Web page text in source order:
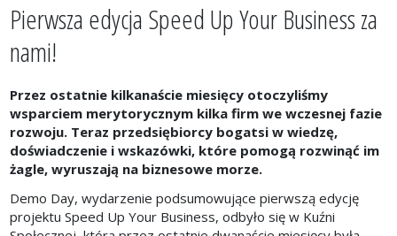
Pierwsza edycja Speed Up Your Business za
nami!
Przez ostatnie kilkanaście miesięcy otoczyliśmy
wsparciem merytorycznym kilka firm we wczesnej fazie
rozwoju. Teraz przedsiębiorcy bogatsi w wiedzę,
doświadczenie i wskazówki, które pomogą rozwinąć im
żagle, wyruszają na biznesowe morze.
Demo Day, wydarzenie podsumowujące pierwszą edycję
projektu Speed Up Your Business, odbyło się w Kuźni